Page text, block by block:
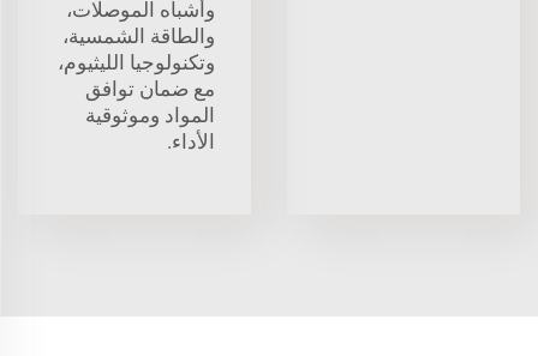
وأشباه الموصلات،
والطاقة الشمسية،
وتكنولوجيا الليثيوم،
مع ضمان توافق
المواد وموثوقية
الأداء.